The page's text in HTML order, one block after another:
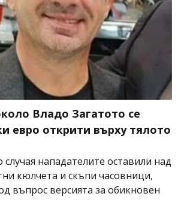
Владо Загатото се
евро открити върху тялото
нападателите оставили над
кюлчета и скъпи часовници,
въпрос версията за обикновен